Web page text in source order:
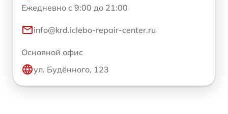
Ежедневно с 9:00 до 21:00
info@krd.iclebo-repair-center.ru
Основной офис
ул. Будённого, 123